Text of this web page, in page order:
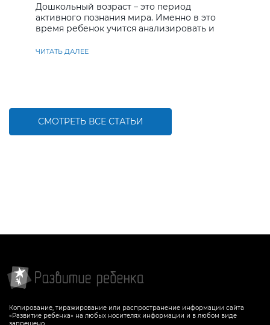
Дошкольный возраст – это период
активного познания мира. Именно в это
время ребенок учится анализировать и
ЧИТАТЬ ДАЛЕЕ
СМОТРЕТЬ ВСЕ СТАТЬИ
Копирование, тиражирование или распространение информации сайта
«Развитие ребенка» на любых носителях информации и в любом виде